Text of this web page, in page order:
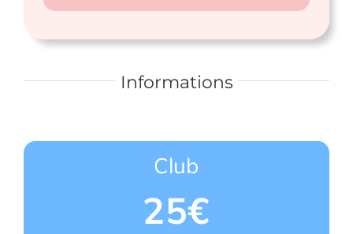
Informations
Club
25€